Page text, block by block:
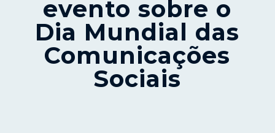
evento sobre o
Dia Mundial das
Comunicações
Sociais